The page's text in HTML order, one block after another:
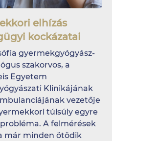
elhízás
kockázatai
gyermekgyógyász-
szakorvos, a
Egyetem
Klinikájának
vezetője
túlsúly egyre
A felmérések
már minden ötödik